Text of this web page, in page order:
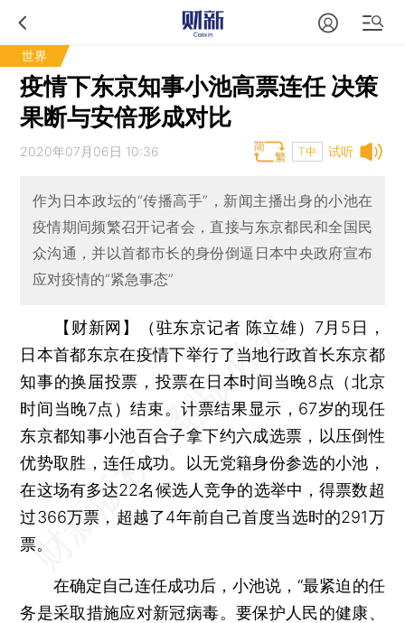
世界
疫情下东京知事小池高票连任 决策
果断与安倍形成对比
试听
2020年07月06日 10:36 T中
作为日本政坛的“传播高手”，新闻主播出身的小池在
疫情期间频繁召开记者会，直接与东京都民和全国民
众沟通，并以首都市长的身份倒逼日本中央政府宣布
应对疫情的“紧急事态”
【财新网】（驻东京记者 陈立雄） 7月5日，
日本首都东京在疫情下举行了当地行政首长东京都
知事的换届投票，投票在日本时间当晚8点（北京
时间当晚7点）结束。计票结果显示，67岁的现任
东京都知事小池百合子拿下约六成选票，以压倒性
优势取胜，连任成功。以无党籍身份参选的小池，
在这场有多达22名候选人竞争的选举中，得票数超
过366万票，超越了4年前自己首度当选时的291万
票。
在确定自己连任成功后，小池说，“最紧迫的任
务是采取措施应对新冠病毒。要保护人民的健康、